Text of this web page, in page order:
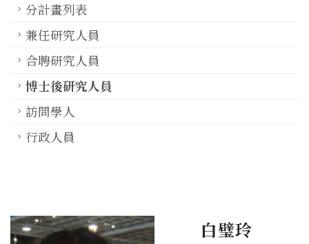
分計畫列表
兼任研究人員
合聘研究人員
博士後研究人員
訪問學人
行政人員
白璧玲